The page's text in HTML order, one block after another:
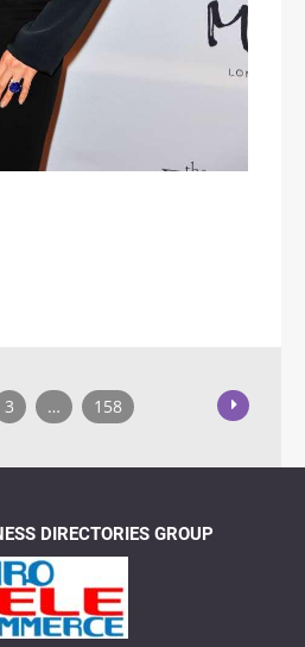
3 … 158
DIRECTORIES GROUP